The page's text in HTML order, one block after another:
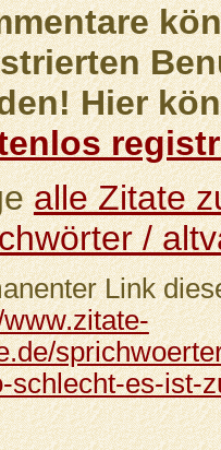
Hier
alle Zitate
/
Link
schlecht-es-ist-